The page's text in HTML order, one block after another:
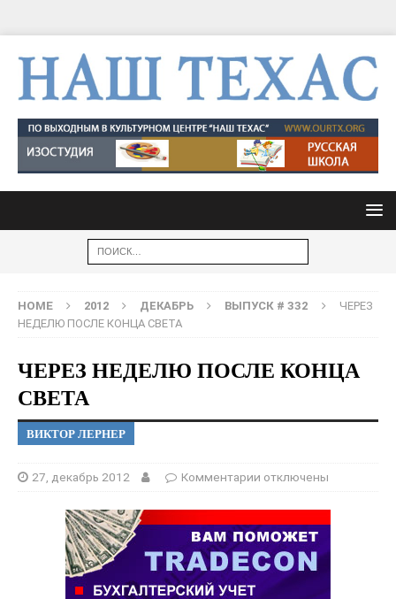
HOME 2012 ДЕКАБРЬ ВЫПУСК # 332
ЧЕРЕЗ
НЕДЕЛЮ ПОСЛЕ КОНЦА СВЕТА
ЧЕРЕЗ НЕДЕЛЮ ПОСЛЕ КОНЦА
СВЕТА
ВИКТОР ЛЕРНЕР
27, декабрь 2012 Комментарии отключены